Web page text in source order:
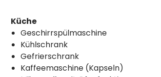
Küche
Geschirrspülmaschine
Kühlschrank
Gefrierschrank
Kaffeemaschine (Kapseln)